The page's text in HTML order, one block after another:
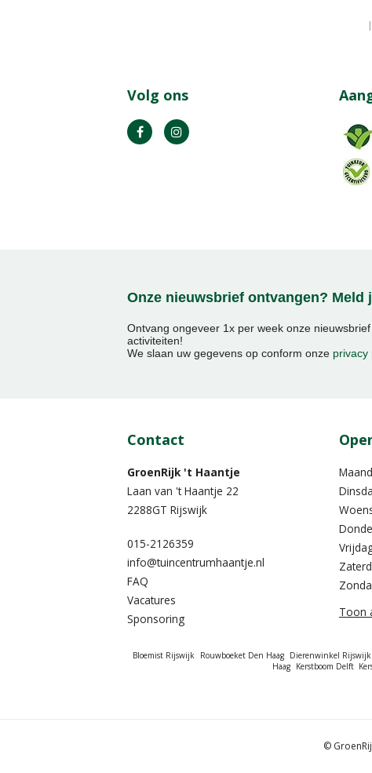
Volg ons
Onze nieuwsbrief ontvangen? Meld
Ontvang ongeveer 1x per week onze
activiteiten!
We slaan uw gegevens op conform onze privacy
Contact
GroenRijk 't Haantje
Laan van 't Haantje 22
2288GT Rijswijk
015-2126359
info@tuincentrumhaantje.nl
FAQ
Vacatures
Sponsoring
Toon
Bloemist Rijswijk Rouwboeket Den Haag Dierenwinkel Rijswijk
Haag Kerstboom Delft
©